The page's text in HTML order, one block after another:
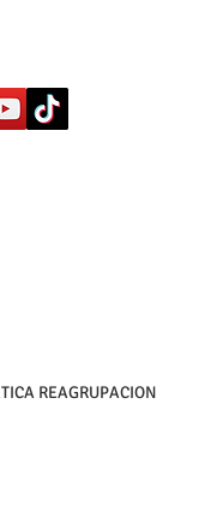
REAGRUPACION